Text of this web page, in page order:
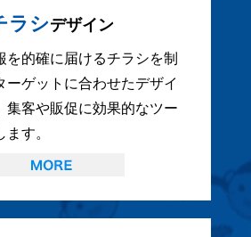
ラシデザイン
を的確に届けるチラシを制
ーゲットに合わせたデザイ
集客や販促に効果的なツー
す。